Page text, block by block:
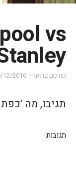
vs
פורסם בתאריך12/2016
תגיבו, מה
תגובות